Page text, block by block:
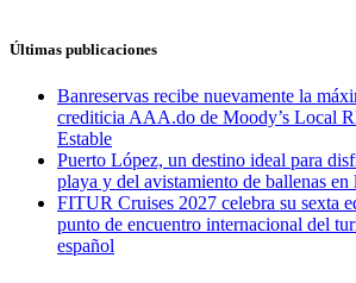
Últimas publicaciones
Banreservas recibe nuevamente la
crediticia AAA.do de Moody’s Local
Estable
Puerto López, un destino ideal para
playa y del avistamiento de ballenas en
FITUR Cruises 2027 celebra su sexta
punto de encuentro internacional del
español